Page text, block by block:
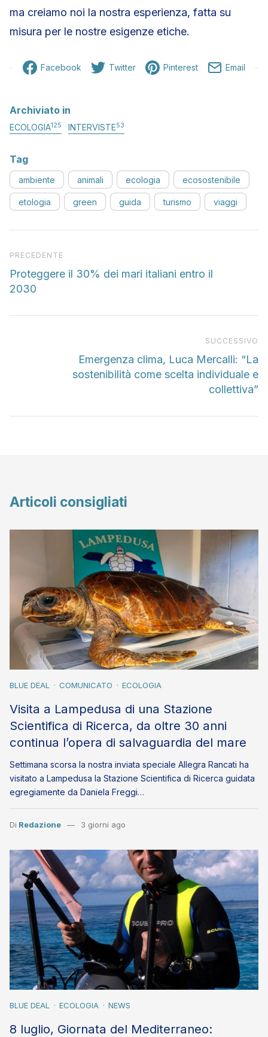
ma creiamo noi la nostra esperienza, fatta su
misura per le nostre esigenze etiche.
Facebook Twitter Pinterest Email
Archiviato in
ECOLOGIA125 INTERVISTE53
Tag
ambiente animali ecologia ecosostenibile
etologia green guida turismo viaggi
Articolo precedente
PRECEDENTE
Proteggere il 30% dei mari italiani entro il
2030
SUCCESSIVO
Emergenza clima, Luca Mercalli: “La
sostenibilità come scelta individuale e
collettiva”
Articoli consigliati
BLUE DEAL COMUNICATO ECOLOGIA
Visita a Lampedusa di una Stazione
Scientifica di Ricerca, da oltre 30 anni
continua l’opera di salvaguardia del mare
Settimana scorsa la nostra inviata speciale Allegra Rancati ha
visitato a Lampedusa la Stazione Scientifica di Ricerca guidata
egregiamente da Daniela Freggi…
Di Redazione 3 giorni ago
BLUE DEAL ECOLOGIA NEWS
8 luglio, Giornata del Mediterraneo: